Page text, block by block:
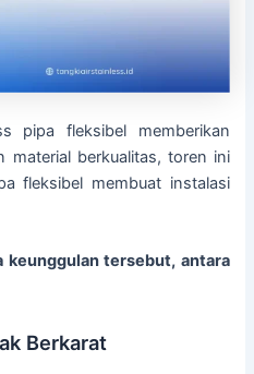
pipa fleksibel memberikan
material berkualitas, toren ini
fleksibel membuat instalasi
keunggulan tersebut, antara
Berkarat